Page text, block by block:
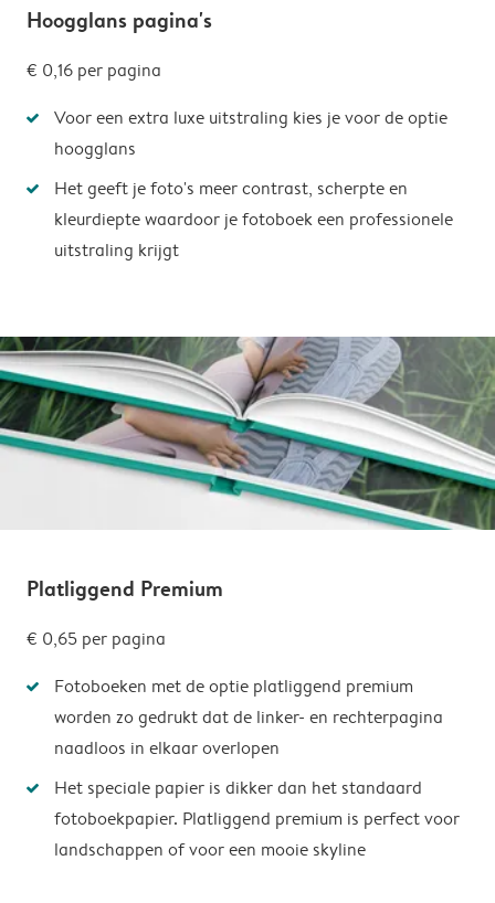
Hoogglans pagina's
€ 0,16 per pagina
Voor een extra luxe uitstraling kies je voor de optie
hoogglans
Het geeft je foto's meer contrast, scherpte en
kleurdiepte waardoor je fotoboek een professionele
uitstraling krijgt
Platliggend Premium
€ 0,65 per pagina
Fotoboeken met de optie platliggend premium
worden zo gedrukt dat de linker- en rechterpagina
naadloos in elkaar overlopen
Het speciale papier is dikker dan het standaard
fotoboekpapier. Platliggend premium is perfect voor
landschappen of voor een mooie skyline